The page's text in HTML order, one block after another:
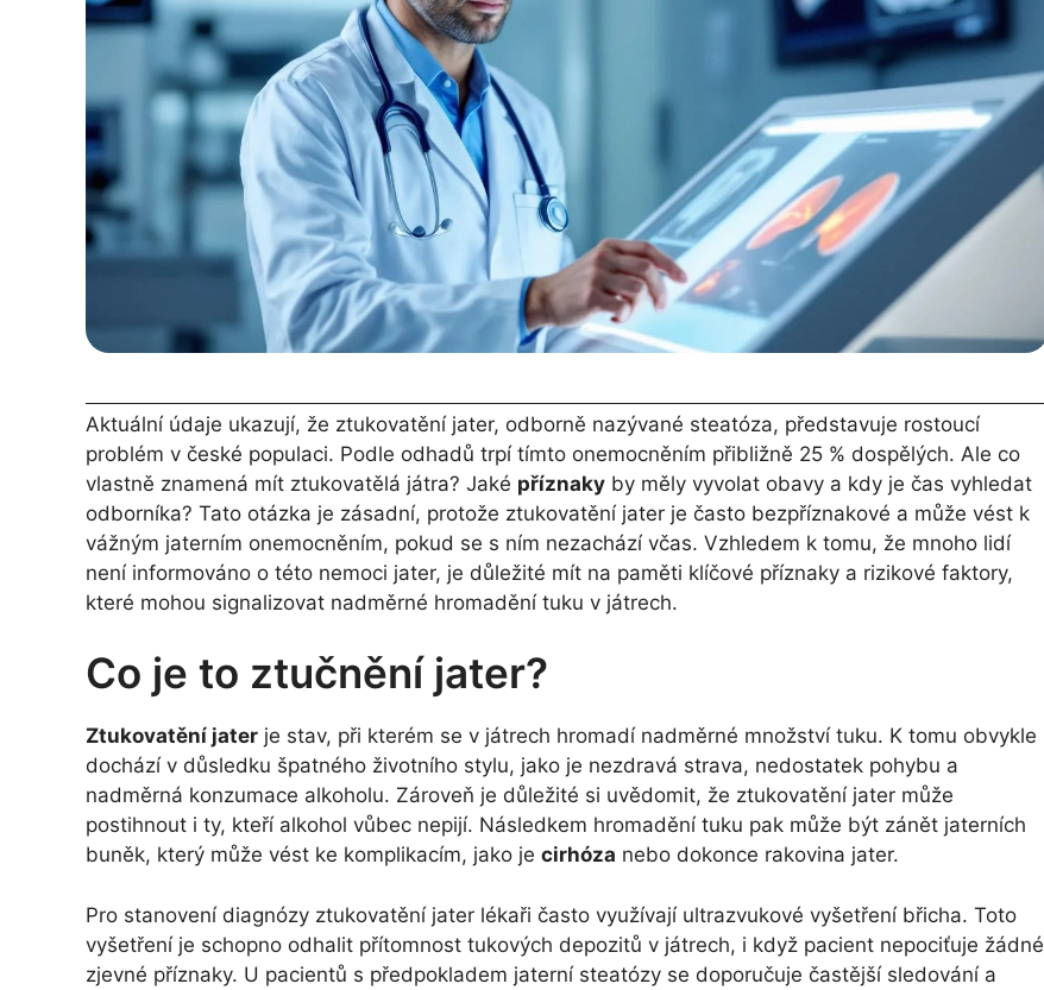
Aktuální údaje ukazují, že ztukovatění jater, odborně nazývané steatóza, představuje rostoucí
problém v české populaci. Podle odhadů trpí tímto onemocněním přibližně 25 % dospělých. Ale co
vlastně znamená mít ztukovatělá játra? Jaké příznaky by měly vyvolat obavy a kdy je čas vyhledat
odborníka? Tato otázka je zásadní, protože ztukovatění jater je často bezpříznakové a může vést k
vážným jaterním onemocněním, pokud se s ním nezachází včas. Vzhledem k tomu, že mnoho lidí
není informováno o této nemoci jater, je důležité mít na paměti klíčové příznaky a rizikové faktory,
které mohou signalizovat nadměrné hromadění tuku v játrech.
Co je to ztučnění jater?
Ztukovatění jater je stav, při kterém se v játrech hromadí nadměrné množství tuku. K tomu obvykle
dochází v důsledku špatného životního stylu, jako je nezdravá strava, nedostatek pohybu a
nadměrná konzumace alkoholu. Zároveň je důležité si uvědomit, že ztukovatění jater může
postihnout i ty, kteří alkohol vůbec nepijí. Následkem hromadění tuku pak může být zánět jaterních
buněk, který může vést ke komplikacím, jako je cirhóza nebo dokonce rakovina jater.
Pro stanovení diagnózy ztukovatění jater lékaři často využívají ultrazvukové vyšetření břicha. Toto
vyšetření je schopno odhalit přítomnost tukových depozitů v játrech, i když pacient nepociťuje žádné
zjevné příznaky. U pacientů s předpokladem jaterní steatózy se doporučuje častější sledování a